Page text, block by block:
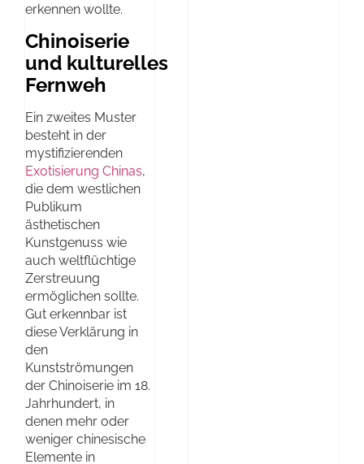
erkennen wollte.
Chinoiserie
und kulturelles
Fernweh
Ein zweites Muster
besteht in der
mystifizierenden
Exotisierung Chinas,
die dem westlichen
Publikum
ästhetischen
Kunstgenuss wie
auch weltflüchtige
Zerstreuung
ermöglichen sollte.
Gut erkennbar ist
diese Verklärung in
den
Kunstströmungen
der Chinoiserie im 18.
Jahrhundert, in
denen mehr oder
weniger chinesische
Elemente in